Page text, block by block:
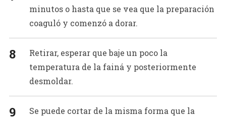
minutos o hasta que se vea que la preparación
coaguló y comenzó a dorar.
Retirar, esperar que baje un poco la
temperatura de la fainá y posteriormente
desmoldar.
Se puede cortar de la misma forma que la